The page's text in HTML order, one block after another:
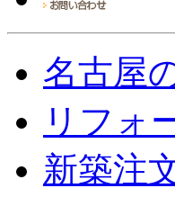
名古屋
リフォ
新築注